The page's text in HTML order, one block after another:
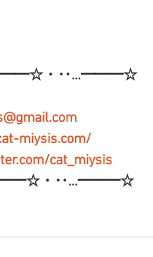
・‥…━━━☆
miysis.com/
cat_miysis
・‥…━━━☆